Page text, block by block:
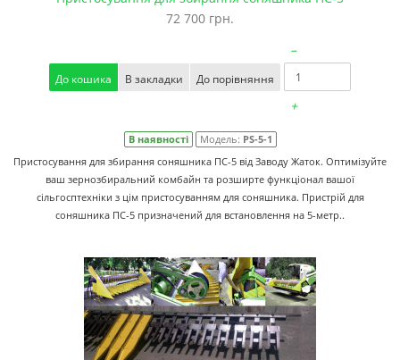
72 700 грн.
До кошика В закладки До порівняння
–
+
В наявності Модель: PS-5-1
Пристосування для збирання соняшника ПС-5 від Заводу Жаток. Оптимізуйте
ваш зернозбиральний комбайн та розширте функціонал вашої
сільгосптехніки з цім пристосуванням для соняшника. Пристрій для
соняшника ПС-5 призначений для встановлення на 5-метр..